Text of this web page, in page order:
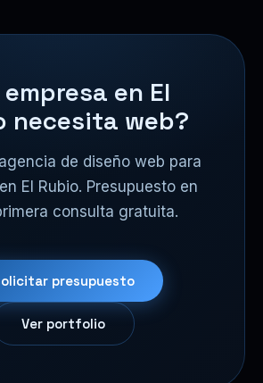
empresa en El
necesita web?
de diseño web para
El Rubio. Presupuesto en
consulta gratuita.
presupuesto
Ver portfolio